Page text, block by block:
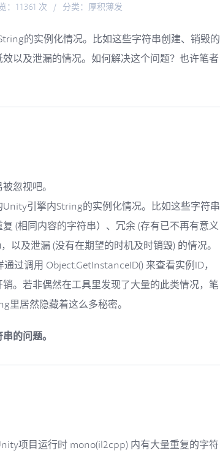
：11361 次 / 分类： 厚积薄发
的实例化情况。比如这些字符串创建、销毁的
以及泄漏的情况。如何解决这个问题？也许笔者
忽视吧。
引擎内String的实例化情况。比如这些字符串
(相同内容的字符串）、冗余 (存有已不再有意义
以及泄漏 (没有在期望的时机及时销毁) 的情况。
过调用 Object.GetInstanceID() 来查看实例ID，
。若非偶然在工具里发现了大量的此类情况，笔
居然隐藏着这么多秘密。
的问题。
项目运行时 mono(il2cpp) 内有大量重复的字符